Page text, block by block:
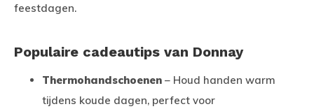
feestdagen.
Populaire cadeautips van Donnay
Thermohandschoenen – Houd handen warm
tijdens koude dagen, perfect voor